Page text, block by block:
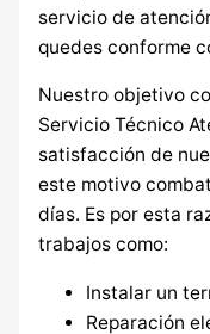
servicio de
quedes conforme
Nuestro objetivo
Servicio Técnico
satisfacción de
este motivo
días. Es por esta
trabajos como:
Instalar un
Reparación